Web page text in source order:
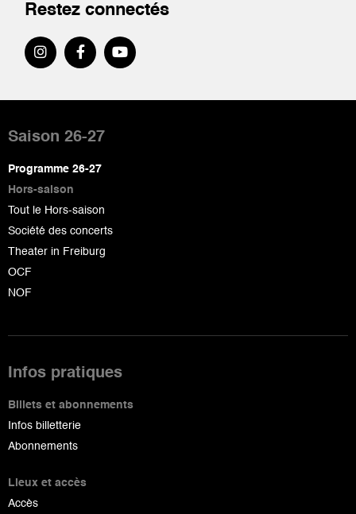
Restez connectés
de
page
Saison 26-27
Programme 26-27
Hors-saison
Tout le Hors-saison
Société des concerts
Theater in Freiburg
OCF
NOF
Infos pratiques
Billets et abonnements
Infos billetterie
Abonnements
Lieux et accès
Accès